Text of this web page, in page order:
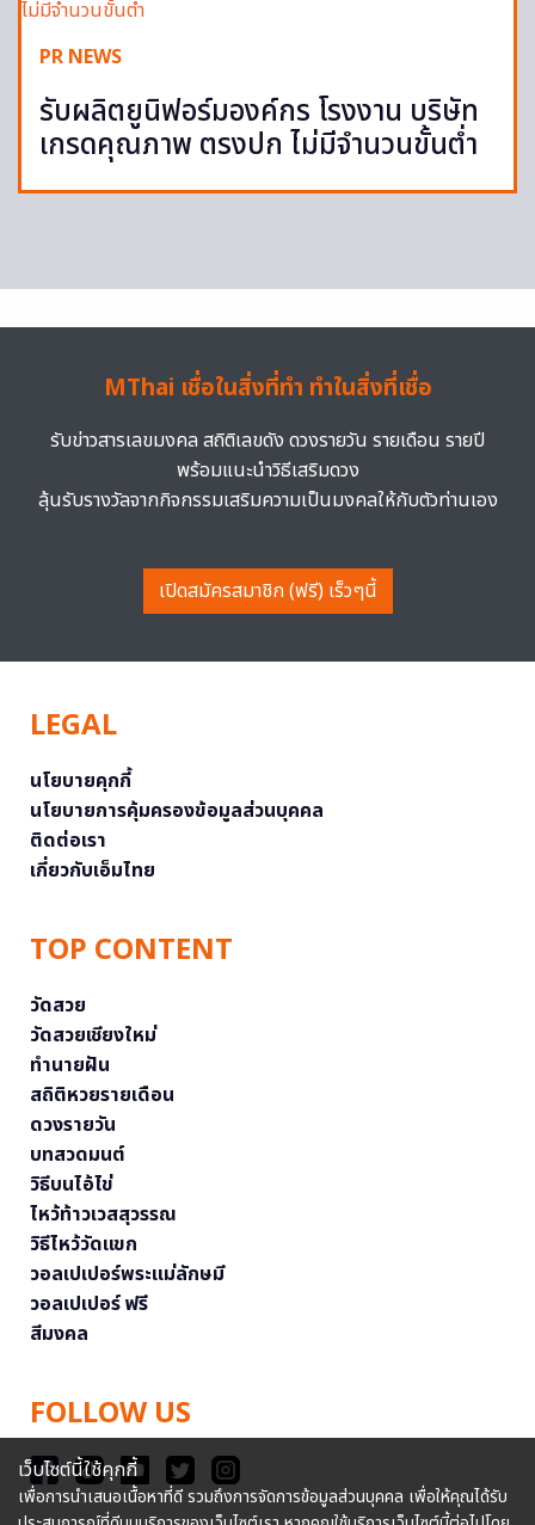
PR NEWS
รับผลิตยูนิฟอร์มองค์กร โรงงาน บริษัท
เกรดคุณภาพ ตรงปก ไม่มีจำนวนขั้นต่ำ
MThai เชื่อในสิ่งที่ทำ ทำในสิ่งที่เชื่อ
รับข่าวสารเลขมงคล สถิติเลขดัง ดวงรายวัน รายเดือน รายปี
พร้อมแนะนำวิธีเสริมดวง
ลุ้นรับรางวัลจากกิจกรรมเสริมความเป็นมงคลให้กับตัวท่านเอง
เปิดสมัครสมาชิก (ฟรี) เร็วๆนี้
LEGAL
นโยบายคุกกี้
นโยบายการคุ้มครองข้อมูลส่วนบุคคล
ติดต่อเรา
เกี่ยวกับเอ็มไทย
TOP CONTENT
วัดสวย
วัดสวยเชียงใหม่
ทำนายฝัน
สถิติหวยรายเดือน
ดวงรายวัน
บทสวดมนต์
วิธีบนไอ้ไข่
ไหว้ท้าวเวสสุวรรณ
วิธีไหว้วัดแขก
วอลเปเปอร์พระแม่ลักษมี
วอลเปเปอร์ ฟรี
สีมงคล
FOLLOW US
เว็บไซต์นี้ใช้คุกกี้
เพื่อการนำเสนอเนื้อหาที่ดี รวมถึงการจัดการข้อมูลส่วนบุคคล เพื่อให้คุณได้รับ